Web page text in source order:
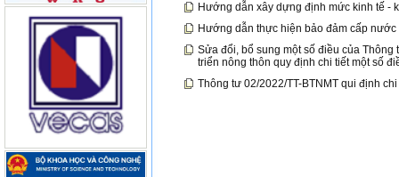
Hướng dẫn xây dựng định mức kinh tế -
Hướng dẫn thực hiện bảo đảm cấp
Sửa đổi, bổ sung một số điều của
triển nông thôn quy định chi tiết một số
Thông tư 02/2022/TT-BTNMT qui định